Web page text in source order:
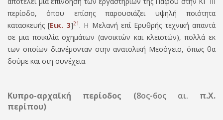
περίοδο, όπου επίσης παρουσιάζει υψηλή ποιότητα
κατασκευής [Εικ. 3]21 . Η Μελανή επί Ερυθρής τεχνική απαντά
σε μια ποικιλία σχημάτων (ανοικτών και κλειστών), πολλά εκ
των οποίων διανέμονταν στην ανατολική Μεσόγειο, όπως θα
δούµε και στη συνέχεια.
Κυπρο-αρχαϊκή περίοδος (8ος-6ος αι. π.Χ.
περίπου)